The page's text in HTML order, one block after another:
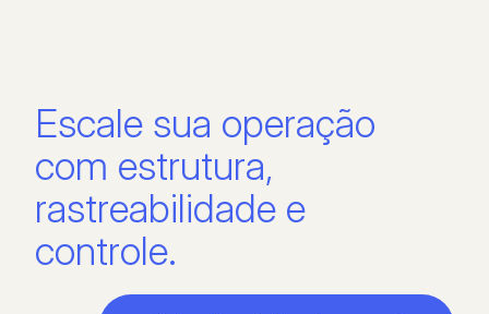
Escale sua operação
com estrutura,
rastreabilidade e
controle.